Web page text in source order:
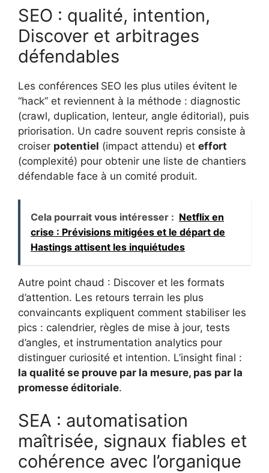
SEO : qualité, intention,
Discover et arbitrages
défendables
Les conférences SEO les plus utiles évitent le
“hack” et reviennent à la méthode : diagnostic
(crawl, duplication, lenteur, angle éditorial), puis
priorisation. Un cadre souvent repris consiste à
croiser potentiel (impact attendu) et effort
(complexité) pour obtenir une liste de chantiers
défendable face à un comité produit.
Cela pourrait vous intéresser : Netflix en
crise : Prévisions mitigées et le départ de
Hastings attisent les inquiétudes
Autre point chaud : Discover et les formats
d’attention. Les retours terrain les plus
convaincants expliquent comment stabiliser les
pics : calendrier, règles de mise à jour, tests
d’angles, et instrumentation analytics pour
distinguer curiosité et intention. L’insight final :
la qualité se prouve par la mesure, pas par la
promesse éditoriale.
SEA : automatisation
maîtrisée, signaux fiables et
cohérence avec l’organique